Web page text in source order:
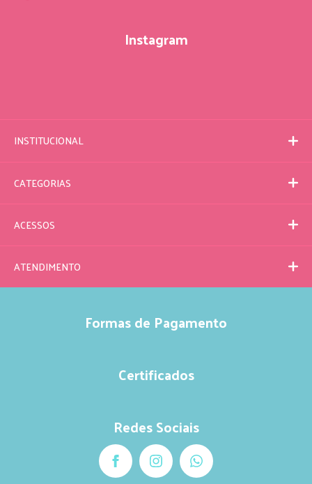
Instagram
INSTITUCIONAL
CATEGORIAS
ACESSOS
ATENDIMENTO
Formas de Pagamento
Certificados
Redes Sociais